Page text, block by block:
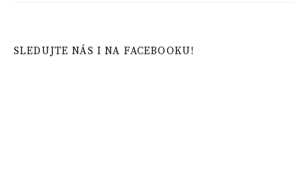
SLEDUJTE NÁS I NA FACEBOOKU!